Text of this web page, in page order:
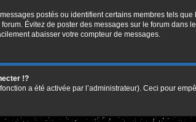
postés ou identifient certains membres tels
Évitez de poster des messages sur le forum
abaisser votre compteur de messages.
!?
a été activée par l’administrateur). Ceci pour